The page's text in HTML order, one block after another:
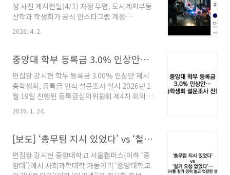
성 사진 게시전일(4/1) 자정 무렵, 도시계획부동
산학과 학생회가 공식 인스타그램 계정
(@cau.upre_official)에 만우절을 기념한 AI 합
성 이미지를 게시했다. 국회의사당을 배경으로
진의 중앙에는 학생회 ****국장으로 추정되는 인
“이제부터 내가 학생회장이다/-****국장
@@@(이름)-“이라는 문구, 그리고 ‘쿠데타’라
는 제목의 음악이 함께 업로드됐다. 구체적으로
사진의 왼쪽에는 ‘쿠데타’라고 적힌 피켓과 태극
차림에 확성기를 들고 무언가 외치는 듯한 모습..
2026. 4. 2.
중앙대 학부 등록금 3.0% 인상안…총학생회 설문조사 진행
편집장 강시현 학부 등록금 3.00% 인상안 제시
총학생회, 등록금 인식 설문조사 실시 2026년 1
월 19일 진행된 등록금심의위원회 제4차 회의에
서 학교 본부가 학부 등록금 3.00% 인상(안)을
제시했다. 이는 2025학년도 4.95% 인상에 이은
록금은 2년 연속 인상된다. 이에 중앙대학교 서울
과 관련한 구성원들의 의견을 수렴하기 위해 지
난 1월 20일부터 24일까지 익명 설문조사를 진
2026. 1. 24.
[보도] ‘총무팀 지시 있었다’ vs ‘철거 요청 없었다’… 게시물 철거 경위 놓고 엇갈린 설명
편집장 강시현 중앙대학교 서울캠퍼스(이하 ‘중
앙대’)에서 사회과학대학 가동아리 ‘중앙대학교